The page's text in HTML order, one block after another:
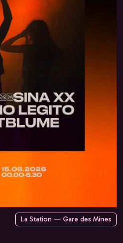
La Station — Gare des Mines